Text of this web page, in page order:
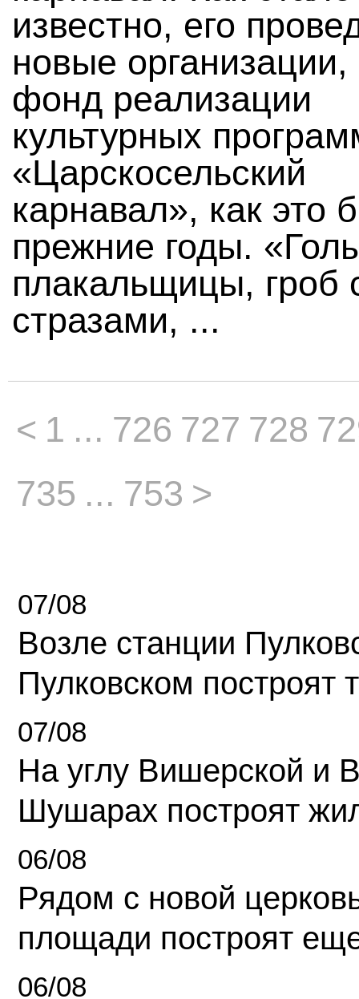
известно, его
новые
фонд реализации
культурных
«Царскосельский
карнавал», как это
прежние годы.
плакальщицы, гроб
стразами, ...
< 1 ... 726 727 728
735 ... 753 >
07/08
Возле станции
Пулковском построят
07/08
На углу Вишерской и
Шушарах построят
06/08
Рядом с новой
площади построят
06/08